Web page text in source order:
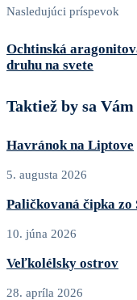
Nasledujúci príspevok
Ochtinská
druhu na svete
Taktiež by sa
Havránok na Liptove
5. augusta 2026
Paličkovaná čipka zo
10. júna 2026
Veľkolélsky ostrov
28. apríla 2026